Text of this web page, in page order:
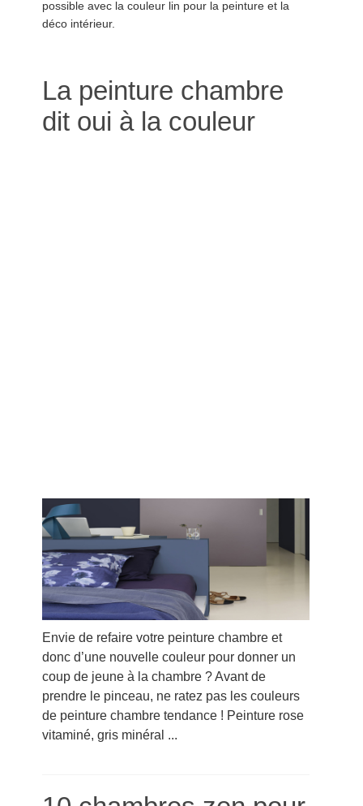
possible avec la couleur lin pour la peinture et la
déco intérieur.
La peinture chambre
dit oui à la couleur
Envie de refaire votre peinture chambre et
donc d’une nouvelle couleur pour donner un
coup de jeune à la chambre ? Avant de
prendre le pinceau, ne ratez pas les couleurs
de peinture chambre tendance ! Peinture rose
vitaminé, gris minéral ...